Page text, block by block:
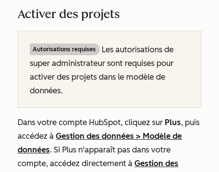
Activer des projets
Autorisations requises
Les autorisations de
super administrateur sont requises pour
activer des projets dans le modèle de
données.
Dans votre compte HubSpot, cliquez sur Plus, puis
accédez à Gestion des données > Modèle de
données. Si Plus n'apparaît pas dans votre
compte, accédez directement à Gestion des